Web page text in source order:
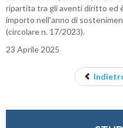
ripartita tra gli aventi diritto ed
importo nell’anno di
(circolare n. 17/2023).
23 Aprile 2025